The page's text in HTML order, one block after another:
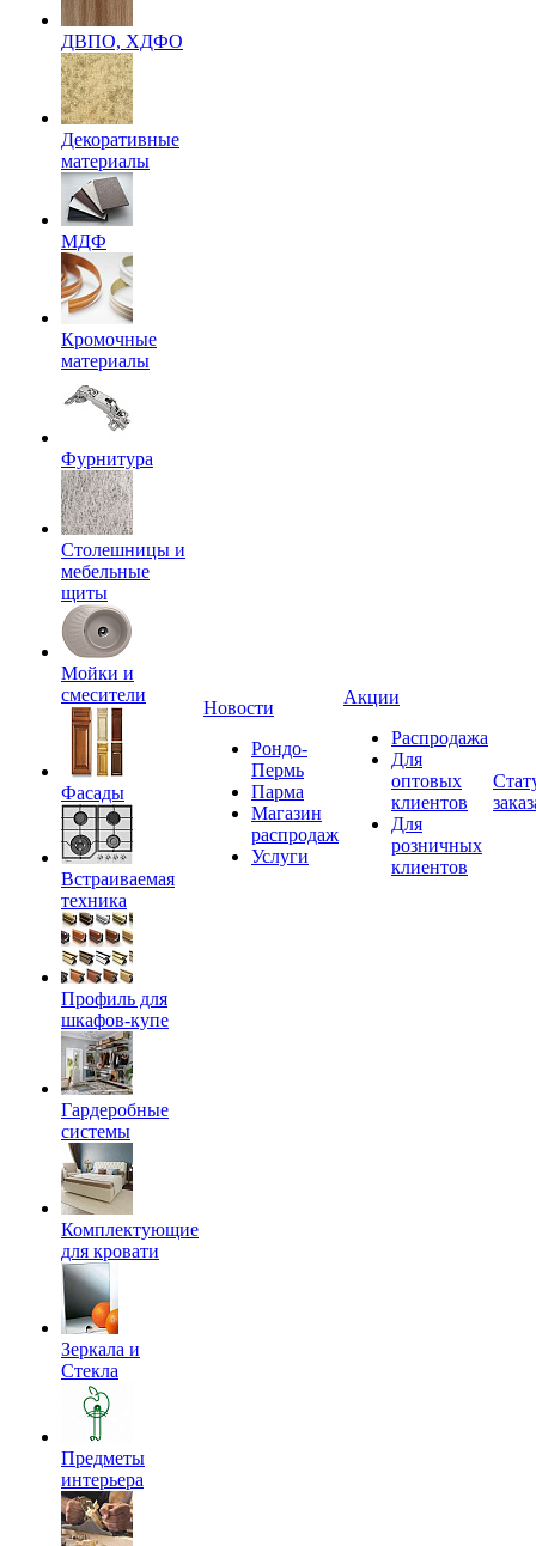
ДВПО, ХДФО
Декоративные
материалы
МДФ
Кромочные
материалы
Фурнитура
Столешницы и
мебельные
щиты
Мойки и
смесители
Фасады
Встраиваемая
техника
Профиль для
шкафов-купе
Гардеробные
системы
Комплектующие
для кровати
Зеркала и
Стекла
Предметы
интерьера
Новости
Рондо-
Пермь
Парма
Магазин
распродаж
Услуги
Акции
Распродажа
Для
оптовых
клиентов
Для
розничных
клиентов